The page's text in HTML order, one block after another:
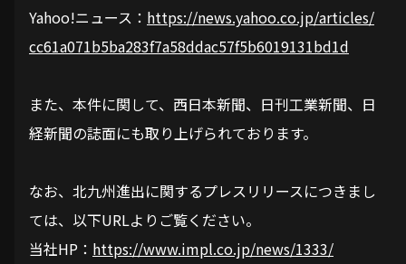
Yahoo!ニュース： https://news.yahoo.co.jp/articles/
cc61a071b5ba283f7a58ddac57f5b6019131bd1d
また、本件に関して、西日本新聞、日刊工業新聞、日
経新聞の誌面にも取り上げられております。
なお、北九州進出に関するプレスリリースにつきまし
ては、以下URLよりご覧ください。
当社HP： https://www.impl.co.jp/news/1333/